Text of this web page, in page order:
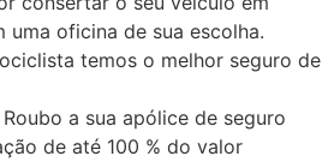
uma oficina de sua escolha.
temos o melhor seguro de
a sua apólice de seguro
de até 100 % do valor